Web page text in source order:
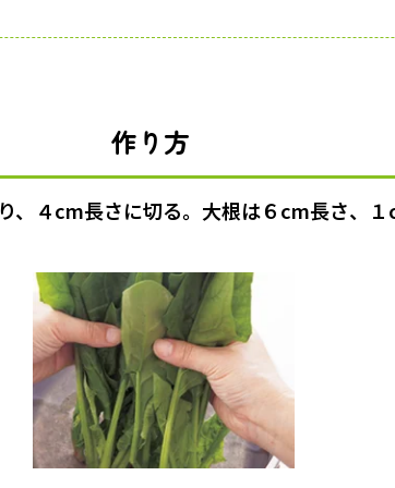
作り方
、４cm長さに切る。大根は６cm長さ、